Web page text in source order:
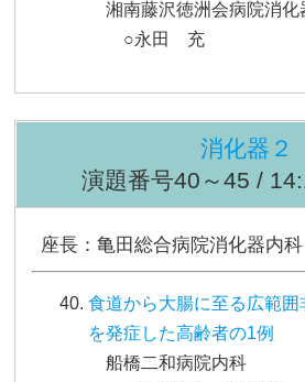
湘南藤沢徳洲会病院消化
○永田 充
消化器２
演題番号40～45 /
座長：亀田総合病院消化器
食道から大腸に至る広範囲
を発症した高齢者の1例
船橋二和病院内科